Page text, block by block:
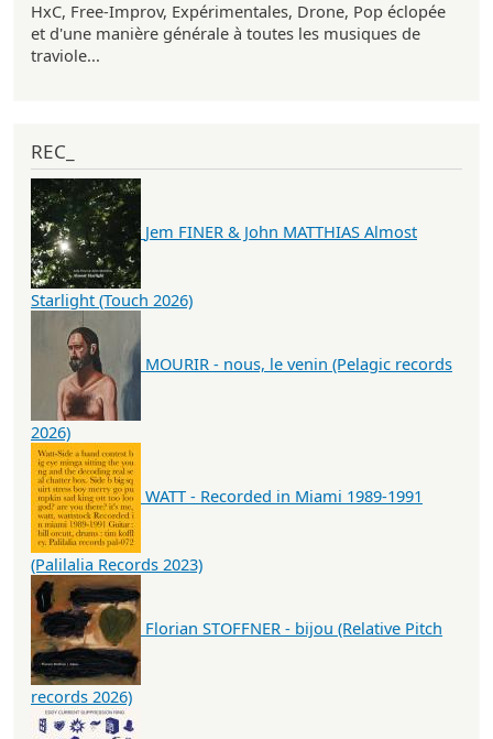
HxC, Free-Improv, Expérimentales, Drone, Pop éclopée
et d'une manière générale à toutes les musiques de
traviole...
REC_
Jem FINER & John MATTHIAS Almost
Starlight (Touch 2026)
MOURIR - nous, le venin (Pelagic records
2026)
WATT - Recorded in Miami 1989-1991
(Palilalia Records 2023)
Florian STOFFNER - bijou (Relative Pitch
records 2026)